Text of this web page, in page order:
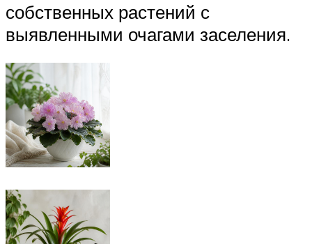
собственных растений с
выявленными очагами заселения.